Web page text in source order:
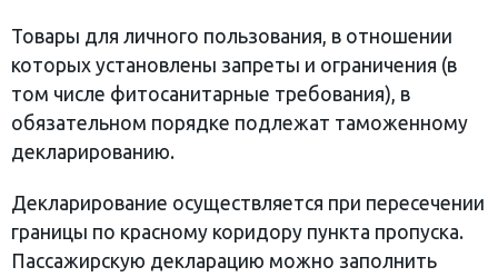
Товары для личного пользования, в отношении
которых установлены запреты и ограничения (в
том числе фитосанитарные требования), в
обязательном порядке подлежат таможенному
декларированию.
Декларирование осуществляется при пересечении
границы по красному коридору пункта пропуска.
Пассажирскую декларацию можно заполнить